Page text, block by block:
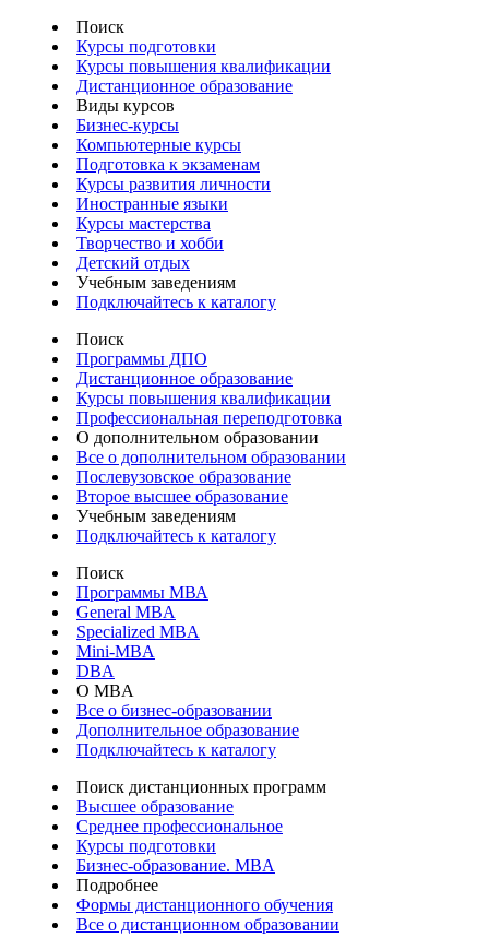
Поиск
Курсы подготовки
Курсы повышения квалификации
Дистанционное образование
Виды курсов
Бизнес-курсы
Компьютерные курсы
Подготовка к экзаменам
Курсы развития личности
Иностранные языки
Курсы мастерства
Творчество и хобби
Детский отдых
Учебным заведениям
Подключайтесь к каталогу
Поиск
Программы ДПО
Дистанционное образование
Курсы повышения квалификации
Профессиональная переподготовка
О дополнительном образовании
Все о дополнительном образовании
Послевузовское образование
Второе высшее образование
Учебным заведениям
Подключайтесь к каталогу
Поиск
Программы МВА
General MBA
Specialized MBA
Mini-MBA
DBA
О MBA
Все о бизнес-образовании
Дополнительное образование
Подключайтесь к каталогу
Поиск дистанционных программ
Высшее образование
Среднее профессиональное
Курсы подготовки
Бизнес-образование. MBA
Подробнее
Формы дистанционного обучения
Все о дистанционном образовании